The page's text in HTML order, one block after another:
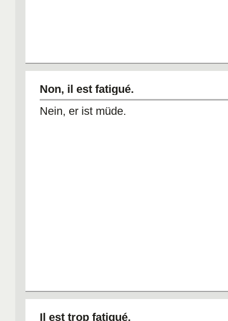
Non, il est fatigué.
Nein, er ist müde.
Il est trop fatigué.